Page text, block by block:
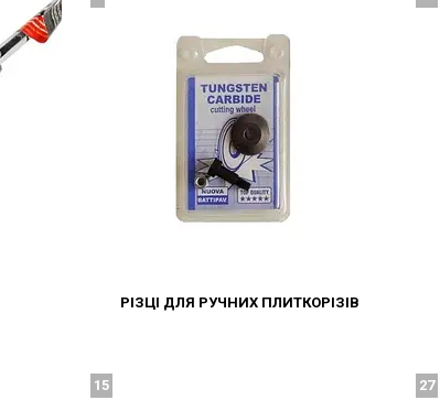
РІЗЦІ ДЛЯ РУЧНИХ ПЛИТКОРІЗІВ
15 27